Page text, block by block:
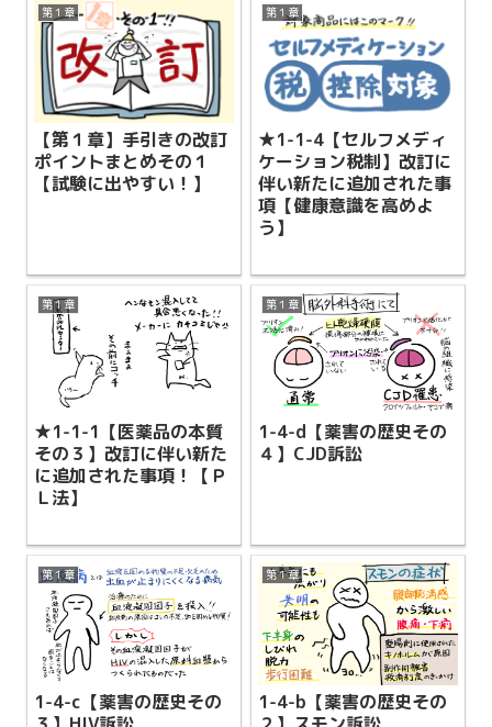
第１章
【第１章】手引きの改訂
ポイントまとめその１
【試験に出やすい！】
第１章
★1-1-4【セルフメディ
ケーション税制】改訂に
伴い新たに追加された事
項【健康意識を高めよ
う】
第１章
★1-1-1【医薬品の本質
その３】改訂に伴い新た
に追加された事項！【Ｐ
Ｌ法】
第１章
1-4-d【薬害の歴史その
４】CJD訴訟
第１章
1-4-c【薬害の歴史その
第１章
1-4-b【薬害の歴史その